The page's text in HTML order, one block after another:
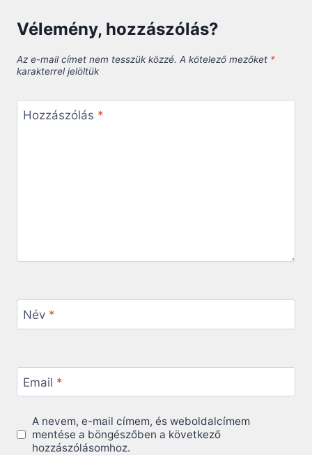
Vélemény, hozzászólás?
Az e-mail címet nem tesszük közzé. A kötelező mezőket *
karakterrel jelöltük
Hozzászólás *
Név *
Email *
A nevem, e-mail címem, és weboldalcímem
mentése a böngészőben a következő
hozzászólásomhoz.